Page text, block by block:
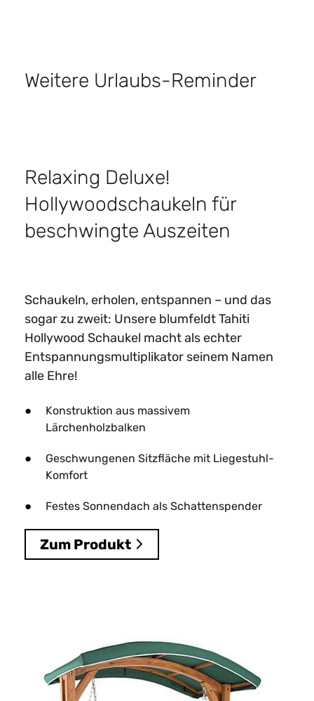
Weitere Urlaubs-Reminder
Relaxing Deluxe!
Hollywoodschaukeln für
beschwingte Auszeiten​
Schaukeln, erholen, entspannen – und das
sogar zu zweit: Unsere blumfeldt Tahiti
Hollywood Schaukel macht als echter
Entspannungsmultiplikator seinem Namen
alle Ehre!
Konstruktion aus massivem
Lärchenholzbalken
Geschwungenen Sitzfläche mit Liegestuhl-
Komfort
Festes Sonnendach als Schattenspender
Zum Produkt